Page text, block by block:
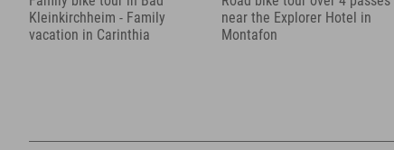
Kleinkirchheim - Family
vacation in Carinthia
near the Explorer Hotel in
Montafon